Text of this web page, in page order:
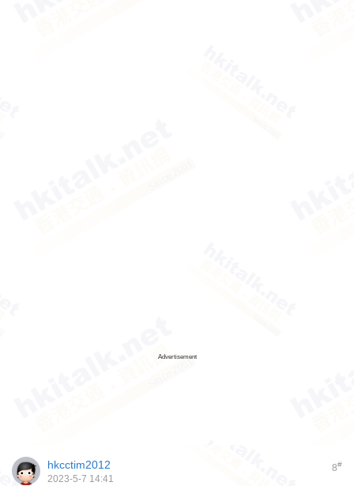
Advertisement
8#
hkcctim2012
2023-5-7 14:41